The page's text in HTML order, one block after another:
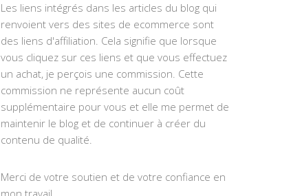
Les liens intégrés dans les articles du blog qui
renvoient vers des sites de ecommerce sont
des liens d'affiliation. Cela signifie que lorsque
vous cliquez sur ces liens et que vous effectuez
un achat, je perçois une commission. Cette
commission ne représente aucun coût
supplémentaire pour vous et elle me permet de
maintenir le blog et de continuer à créer du
contenu de qualité.
Merci de votre soutien et de votre confiance en